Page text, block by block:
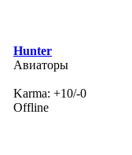
Hunter
Авиаторы
Karma: +10/-0
Offline